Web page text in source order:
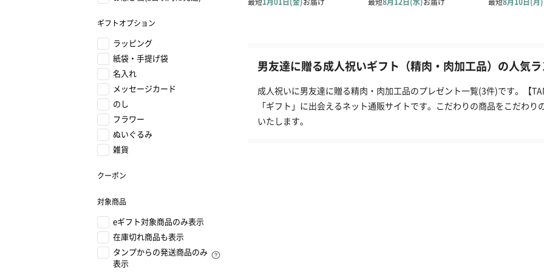
ギフトオプション
ラッピング
紙袋・手提げ袋
名入れ
メッセージカード
のし
フラワー
ぬいぐるみ
雑貨
クーポン
対象商品
eギフト対象商品のみ表示
在庫切れ商品も表示
タンプからの発送商品のみ
表示
男友達に贈る成人祝いギフト（精肉・肉加工品）の人気
成人祝いに男友達に贈る精肉・肉加工品のプレゼント一覧(3件)です。【
「ギフト」に出会えるネット通販サイトです。こだわりの商品をこだわ
いたします。